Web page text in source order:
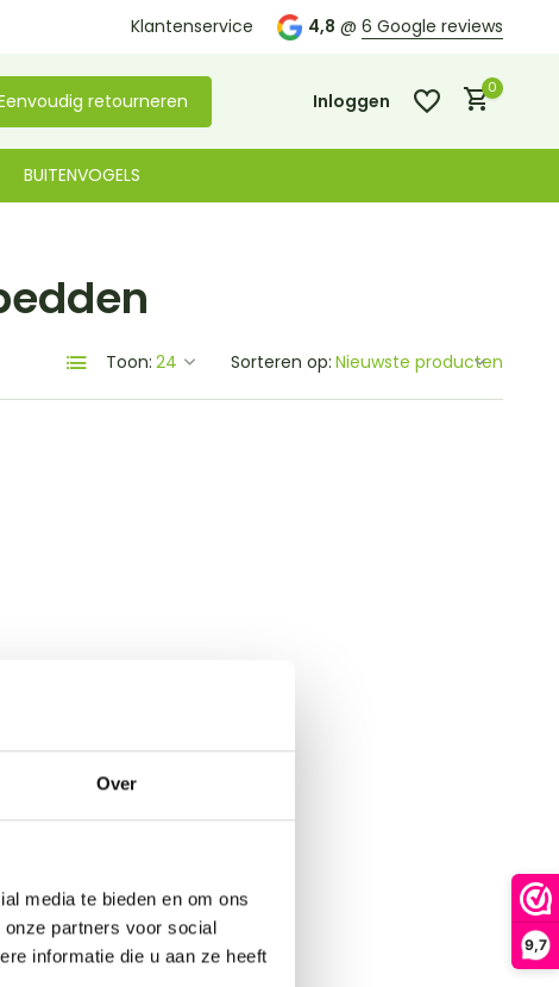
Over
media te bieden en om ons
partners voor social
informatie die u aan ze heeft
9,7
Kom langs in onzewinkel in De Lier
Klantenservice 4,8 @ 6 Google reviews
retourneren Inloggen
0
BUITENVOGELS
Toon: Sorteren op: